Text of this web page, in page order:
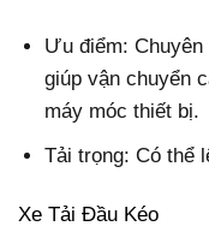
Ưu điểm: Chuyên
giúp vận chuyển
máy móc thiết bị.
Tải trọng: Có thể
Xe Tải Đầu Kéo